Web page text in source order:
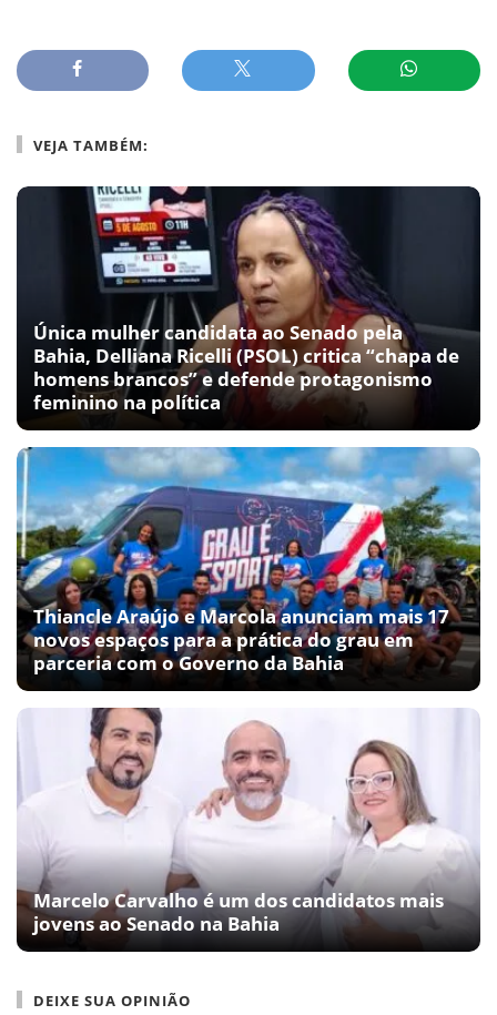
VEJA TAMBÉM:
Única mulher candidata ao Senado pela
Bahia, Delliana Ricelli (PSOL) critica “chapa de
homens brancos” e defende protagonismo
feminino na política
Thiancle Araújo e Marcola anunciam mais 17
novos espaços para a prática do grau em
parceria com o Governo da Bahia
Marcelo Carvalho é um dos candidatos mais
jovens ao Senado na Bahia
DEIXE SUA OPINIÃO